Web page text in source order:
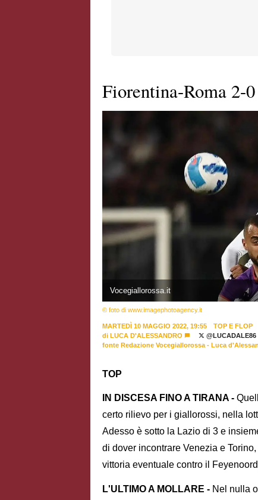
Fiorentina-Roma 2-
Vocegiallorossa.it
© foto di www.imagephotoagency.it
MARTEDÌ 10 MAGGIO 2022, 19:55
TOP E FLOP
di LUCA D'ALESSANDRO
@LUCADALE86
fonte Redazione Vocegiallorossa - Luca
TOP
IN DISCESA FINO A TIRANA -
certo rilievo per i giallorossi, nella
Adesso è sotto la Lazio di 3 e
di dover incontrare Venezia e
vittoria eventuale contro il
L'ULTIMO A MOLLARE - Nel nulla